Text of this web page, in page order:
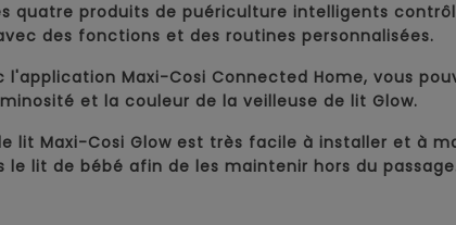
quatre produits de puériculture intelligents
des fonctions et des routines personnalisées.
l'application Maxi-Cosi Connected Home, vous
et la couleur de la veilleuse de lit Glow.
lit Maxi-Cosi Glow est très facile à installer et à
le lit de bébé afin de les maintenir hors du